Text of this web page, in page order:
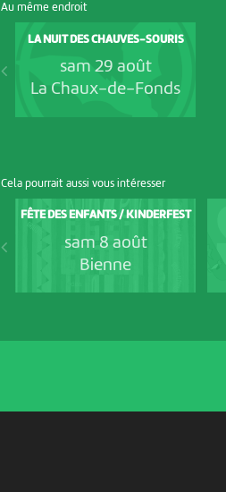
Au même endroit
LA NUIT DES CHAUVES-SOURIS
sam 29 août
La Chaux-de-Fonds
Cela pourrait aussi vous intéresser
FÊTE DES ENFANTS / KINDERFEST
sam 8 août
Bienne